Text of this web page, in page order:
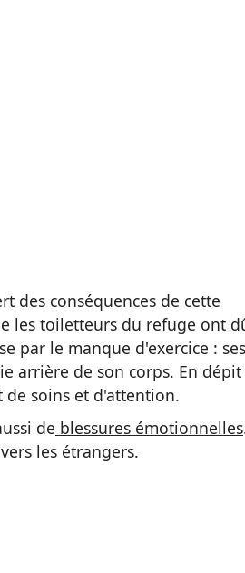
des conséquences de cette
les toiletteurs du refuge ont
par le manque d'exercice : ses
arrière de son corps. En dépit
de soins et d'attention.
de blessures émotionnelles
les étrangers.